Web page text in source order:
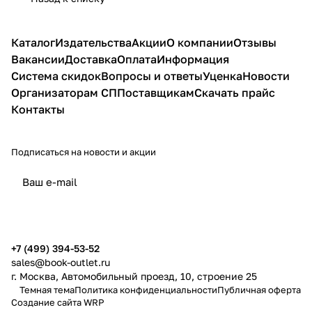
КаталогИздательстваАкцииО компанииОтзывы
ВакансииДоставкаОплатаИнформация
Система скидокВопросы и ответыУценкаНовости
Организаторам СППоставщикамСкачать прайс
Контакты
Подписаться на новости и акции
+7 (499) 394-53-52
sales@book-outlet.ru
г. Москва, Автомобильный проезд, 10, строение 25
Темная темаПолитика конфиденциальностиПубличная оферта
Создание сайтаWRP